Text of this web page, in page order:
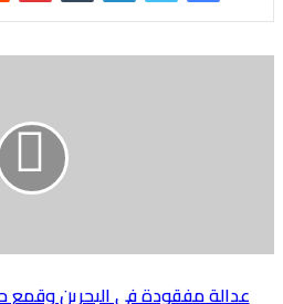
عدالة مفقودة في البحرين وقمع